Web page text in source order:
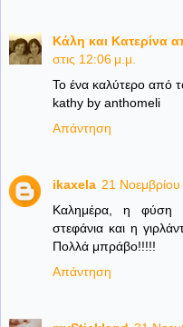
Κάλη και Κατερίνα
στις 12:06 μ.μ.
Το ένα καλύτερο από
kathy by anthomeli
Απάντηση
ikaxela 21
Καλημέρα, η φύση
στεφάνια και η
Πολλά μπράβο!!!!!
Απάντηση